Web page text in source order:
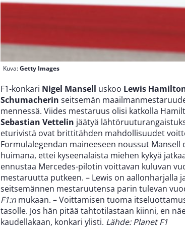
Kuva:Getty Images
F1-konkari Nigel Mansell uskoo Lewis
Schumacherin seitsemän
mennessä. Viides mestaruus olisi katkolla
Sebastian Vettelin jäätyä
eturivistä ovat brittitähden mahdollisuudet
Formulalegendan maineeseen noussut
huimana, ettei kyseenalaista miehen kykyä
ennustaa Mercedes-pilotin voittavan kuluvan
mestaruutta putkeen. – Lewis on aallonharjalla
seitsemännen mestaruutensa parin tulevan
F1:n mukaan. – Voittamisen tuoma
tasolle. Jos hän pitää tahtotilastaan kiinni, en
kaudellakaan, konkari ylisti. Lähde: Planet F1